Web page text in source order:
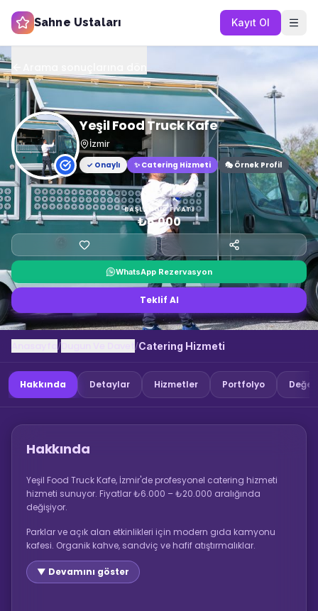
Sahne Ustaları Kayıt Ol
Yeşil Food Truck Kafe
İzmir
✓ Onaylı
✨ Catering Hizmeti 🎭 Örnek Profil
BAŞLANGIÇ FIYATI
₺6.000
WhatsApp Rezervasyon
Teklif Al
/ /Catering Hizmeti
Hakkında Detaylar Hizmetler Portfolyo
Hakkında
Yeşil Food Truck Kafe, İzmir'de profesyonel catering hizmeti
hizmeti sunuyor. Fiyatlar ₺6.000 – ₺20.000 aralığında
değişiyor.
Parklar ve açık alan etkinlikleri için modern gıda kamyonu
kafesi. Organik kahve, sandviç ve hafif atıştırmalıklar.
▼ Devamını göster